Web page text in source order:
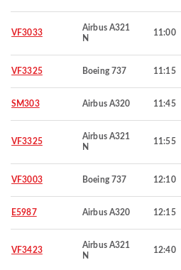
VF3033
Airbus A321
N
11:00
VF3325 Boeing 737 11:15
SM303 Airbus A320 11:45
VF3325
Airbus A321
N
11:55
VF3003 Boeing 737 12:10
E5987 Airbus A320 12:15
VF3423
Airbus A321
N
12:40